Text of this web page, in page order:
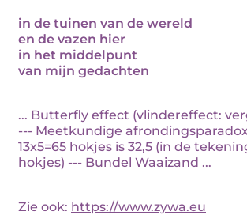
in de tuinen van de wereld
en de vazen hier
in het middelpunt
van mijn gedachten
... Butterfly effect (vlindereffect:
--- Meetkundige
13x5=65 hokjes is 32,5 (in de
hokjes) --- Bundel Waaizand ...
Zie ook: https://www.zywa.eu